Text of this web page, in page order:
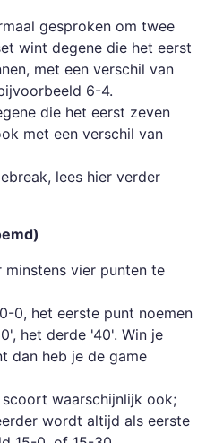
gesproken om twee
wint degene die het eerst
met een verschil van
6-4.
die het eerst zeven
met een verschil van
lees hier verder
minstens vier punten te
0, het eerste punt noemen
het derde '40'. Win je
dan heb je de game
waarschijnlijk ook;
wordt altijd als eerste